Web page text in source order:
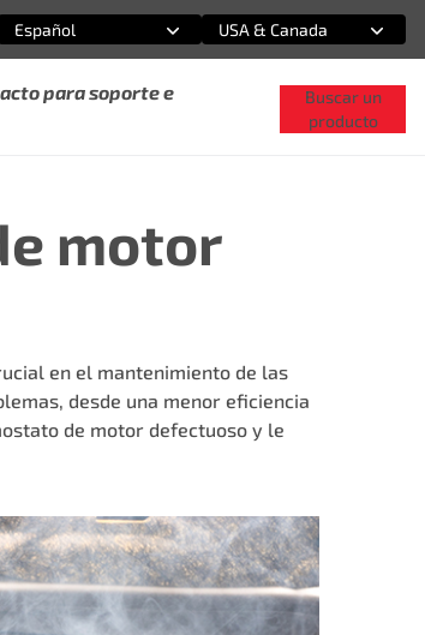
una opción
Español
una opción
USA & Canada
para soporte e
Buscar un
producto
motor
en el mantenimiento de las
desde una menor eficiencia
de motor defectuoso y le